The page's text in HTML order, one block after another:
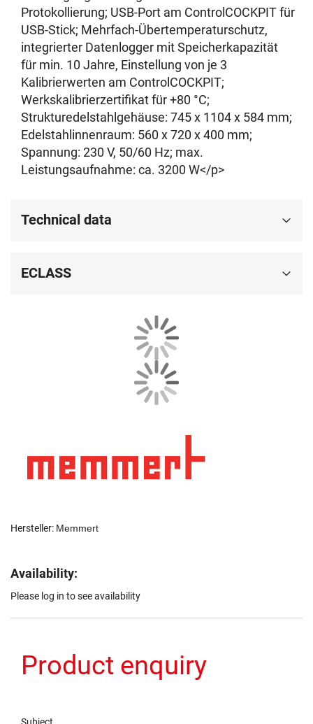
Hersteller: Memmert
Availability:
Please log in to see availability
Product enquiry
Protokollierung; USB-Port am ControlCOCKPIT für
USB-Stick; Mehrfach-Übertemperaturschutz,
integrierter Datenlogger mit Speicherkapazität
für min. 10 Jahre, Einstellung von je 3
Kalibrierwerten am ControlCOCKPIT;
Werkskalibrierzertifikat für +80 °C;
Strukturedelstahlgehäuse: 745 x 1104 x 584 mm;
Edelstahlinnenraum: 560 x 720 x 400 mm;
Spannung: 230 V, 50/60 Hz; max.
Leistungsaufnahme: ca. 3200 W</p>
Technical data
ECLASS